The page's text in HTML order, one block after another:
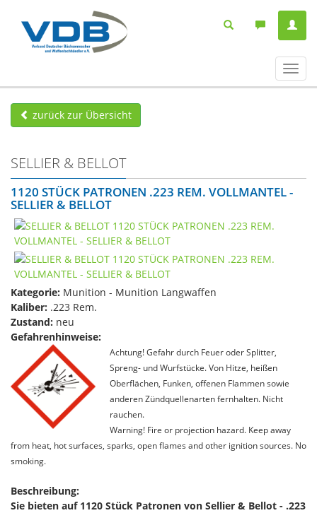
ein-/
zurück zur Übersicht
SELLIER & BELLOT
1120 STÜCK PATRONEN .223 REM. VOLLMANTEL -
SELLIER & BELLOT
Kategorie: Munition - Munition Langwaffen
Kaliber: .223 Rem.
Zustand: neu
Gefahrenhinweise:
Achtung! Gefahr durch Feuer oder Splitter,
Spreng- und Wurfstücke. Von Hitze, heißen
Oberflächen, Funken, offenen Flammen sowie
anderen Zündquellenarten fernhalten. Nicht
rauchen.
Warning! Fire or projection hazard. Keep away
from heat, hot surfaces, sparks, open flames and other ignition sources. No
smoking.
Beschreibung:
Sie bieten auf 1120 Stück Patronen von Sellier & Bellot - .223